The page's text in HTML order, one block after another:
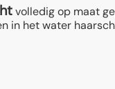
volledig op maat
in het water